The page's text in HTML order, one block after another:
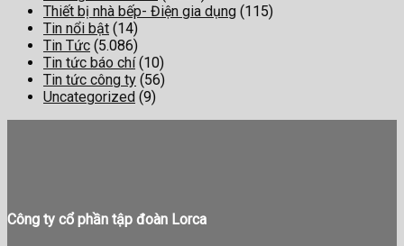
Thiết bị nhà bếp- Điện gia dụng (115)
Tin nổi bật (14)
Tin Tức (5.086)
Tin tức báo chí(10)
Tin tức công ty (56)
Uncategorized (9)
Công ty cổ phần tập đoàn Lorca